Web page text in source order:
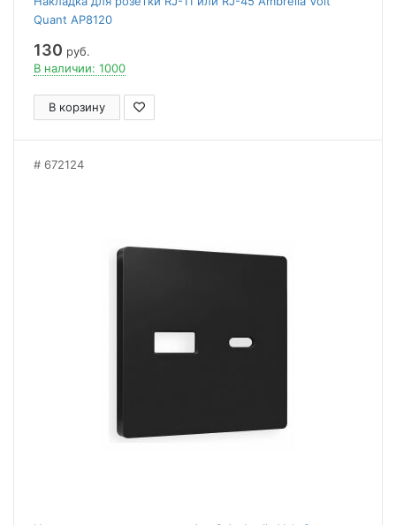
Quant AP8120
130 руб.
В наличии: 1000
В корзину
672124